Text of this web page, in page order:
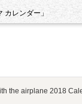
レンダー」
the airplane 2018